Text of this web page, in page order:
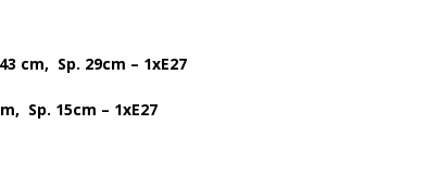
cm, Sp. 29cm – 1xE27
Sp. 15cm – 1xE27